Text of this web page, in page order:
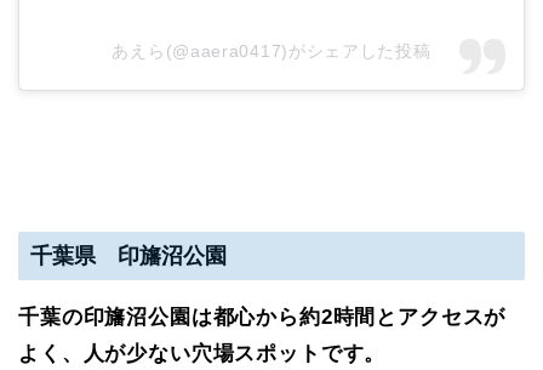
あえら(@aaera0417)がシェアした投稿
千葉県 印旛沼公園
千葉の印旛沼公園は都心から約2時間とアクセスが
よく、人が少ない穴場スポットです。